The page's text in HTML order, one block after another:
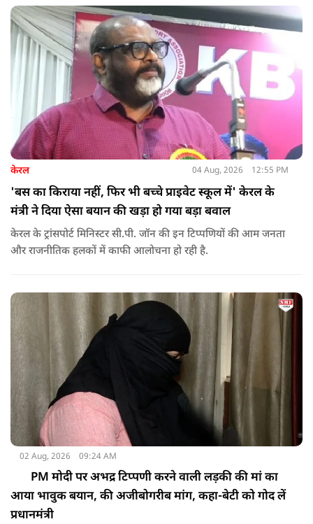
केरल 04 Aug, 2026 12:55 PM
'बस का किराया नहीं, फिर भी बच्चे प्राइवेट स्कूल में' केरल के
मंत्री ने दिया ऐसा बयान की खड़ा हो गया बड़ा बवाल
केरल के ट्रांसपोर्ट मिनिस्टर सी.पी. जॉन की इन टिप्पणियों की आम जनता
और राजनीतिक हलकों में काफी आलोचना हो रही है.
02 Aug, 2026 09:24 AM
PM मोदी पर अभद्र टिप्पणी करने वाली लड़की की मां का
आया भावुक बयान, की अजीबोगरीब मांग, कहा-बेटी को गोद लें
प्रधानमंत्री